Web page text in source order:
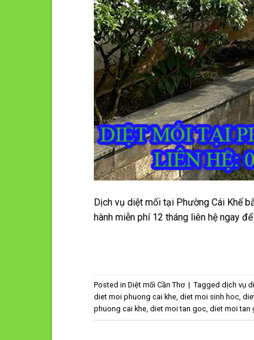
Dịch vụ diệt mối tại Phường Cái Khế
hành miễn phí 12 tháng liên hệ ngay
Posted in Diệt mối Cần Thơ | Tagged dịch vụ
diet moi phuong cai khe, diet moi sinh hoc,
phuong cai khe, diet moi tan goc, diet moi tan